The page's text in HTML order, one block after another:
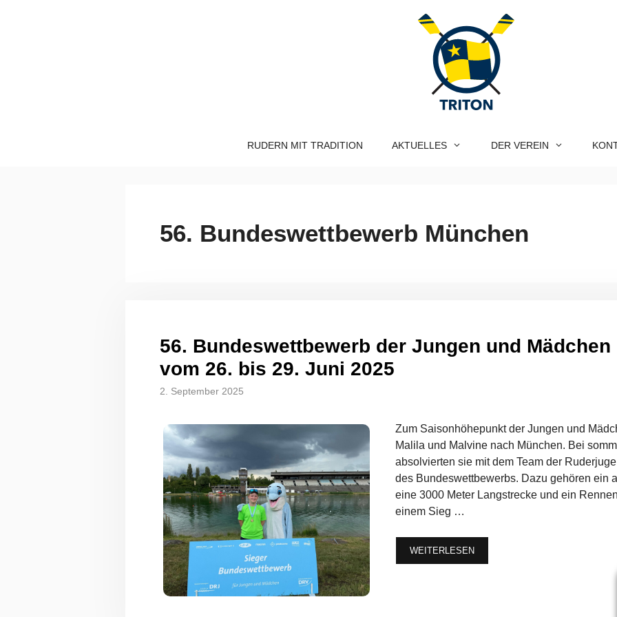
RUDERN MIT TRADITION AKTUELLES DER VEREIN
56. Bundeswettbewerb München
56. Bundeswettbewerb der Jungen und
vom 26. bis 29. Juni 2025
2. September 2025
Zum Saisonhöhepunkt der Jungen und
Malila und Malvine nach München. Bei
absolvierten sie mit dem Team der
des Bundeswettbewerbs. Dazu gehören ein
eine 3000 Meter Langstrecke und ein
einem Sieg …
WEITERLESEN